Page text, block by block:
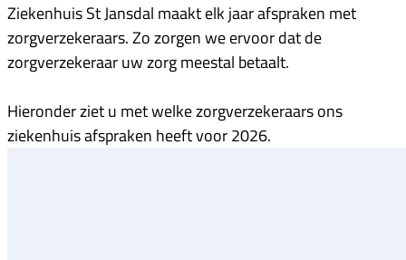
Ziekenhuis St Jansdal maakt elk jaar afspraken met
zorgverzekeraars. Zo zorgen we ervoor dat de
zorgverzekeraar uw zorg meestal betaalt.
Hieronder ziet u met welke zorgverzekeraars ons
ziekenhuis afspraken heeft voor 2026.